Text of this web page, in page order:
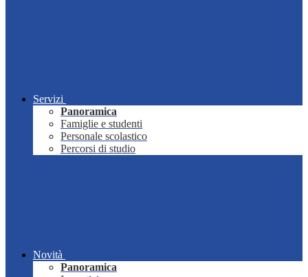
Servizi
Panoramica
Famiglie e studenti
Personale scolastico
Percorsi di studio
Novità
Panoramica